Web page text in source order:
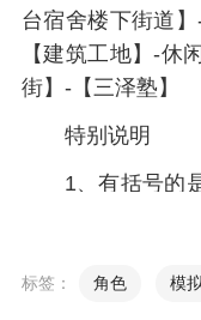
台宿舍楼下街道
【建筑工地】-休
街】-【三泽塾】
特别说明
1、有括号的
打。
标签： 角色 模